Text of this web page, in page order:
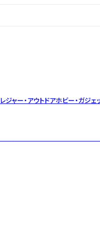
レジャー・アウトドアホビー・ガジェ